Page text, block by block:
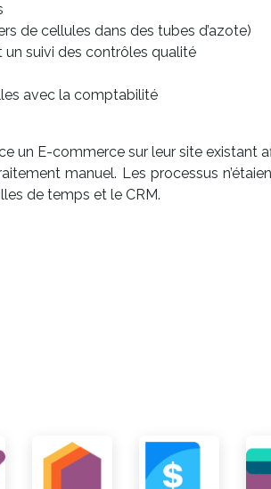
de cellules dans des tubes d’azote)
suivi des contrôles qualité
avec la comptabilité
un E-commerce sur leur site
manuel. Les processus
de temps et le CRM.